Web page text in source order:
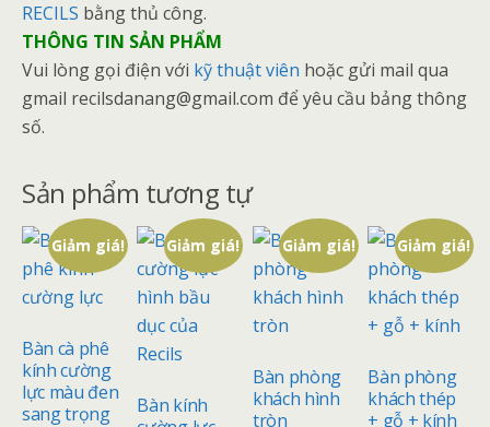
RECILS bằng thủ công.
THÔNG TIN SẢN PHẨM
Vui lòng gọi điện với kỹ thuật viên hoặc gửi mail qua
gmail recilsdanang@gmail.com để yêu cầu bảng thông
số.
Sản phẩm tương tự
Giảm giá!
Bàn cà phê
kính cường
lực màu đen
sang trọng
Giảm giá!
Bàn kính
Giảm giá!
Bàn phòng
khách hình
tròn
Giảm giá!
Bàn phòng
khách thép
+ gỗ + kính